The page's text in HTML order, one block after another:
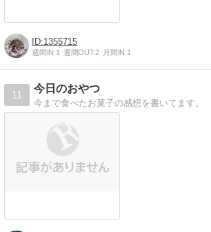
1355715
週間IN:1 週間OUT:2 月間IN:1
11
今日のおやつ
今まで食べたお菓子の感想を書いてます。